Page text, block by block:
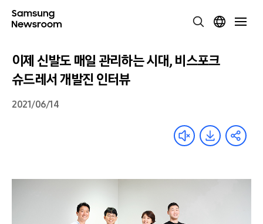
이제 신발도 매일 관리하는 시대, 비스포크
슈드레서 개발진 인터뷰
2021/06/14